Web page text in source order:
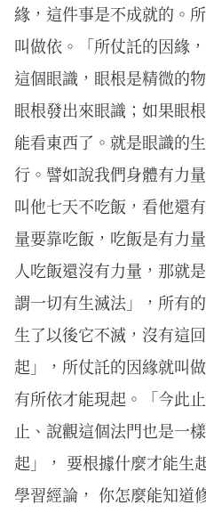
緣，這件事是不成就的。
叫做依。「所仗託的因緣
這個眼識，眼根是精微的
眼根發出來眼識；如果眼
能看東西了。就是眼識的
行。譬如說我們身體有力
叫他七天不吃飯，看他還
量要靠吃飯，吃飯是有力
人吃飯還沒有力量，那就
謂一切有生滅法」，所有
生了以後它不滅，沒有這
起」，所仗託的因緣就叫
有所依才能現起。「今此
止、說觀這個法門也是一
起」， 要根據什麼才能生
學習經論， 你怎麼能知道